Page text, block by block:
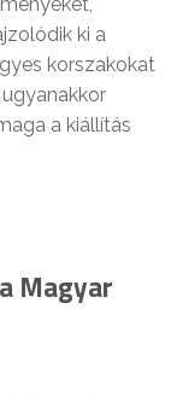
ki a
korszakokat
a kiállítás
Magyar